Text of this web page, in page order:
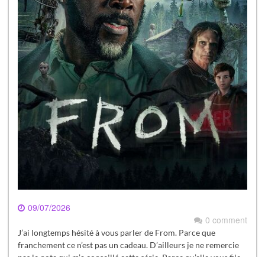
09/07/2026
0 comment
J’ai longtemps hésité à vous parler de From. Parce que
franchement ce n’est pas un cadeau. D’ailleurs je ne remercie